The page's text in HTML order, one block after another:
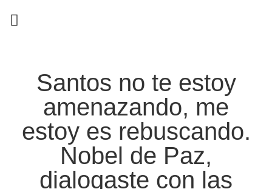
Santos no te estoy
amenazando, me
estoy es rebuscando.
Nobel de Paz,
dialogaste con las